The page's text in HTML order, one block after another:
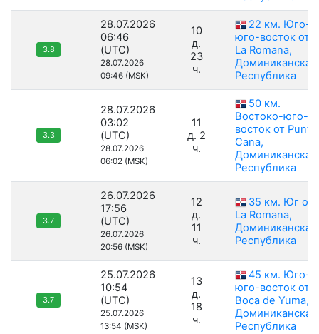
3.8
28.07.2026
06:46
(UTC)
28.07.2026
09:46 (MSK)
10
д.
23
ч.
22 км. Юго-
юго-восток от
La Romana,
Доминиканская
Республика
3.3
28.07.2026
03:02
(UTC)
28.07.2026
06:02 (MSK)
11
д. 2
ч.
50 км.
Востоко-юго-
восток от Punta
Cana,
Доминиканская
Республика
3.7
26.07.2026
17:56
(UTC)
26.07.2026
20:56 (MSK)
12
д.
11
ч.
35 км. Юг от
La Romana,
Доминиканская
Республика
3.7
25.07.2026
10:54
(UTC)
25.07.2026
13:54 (MSK)
13
д.
18
ч.
45 км. Юго-
юго-восток от
Boca de Yuma,
Доминиканская
Республика